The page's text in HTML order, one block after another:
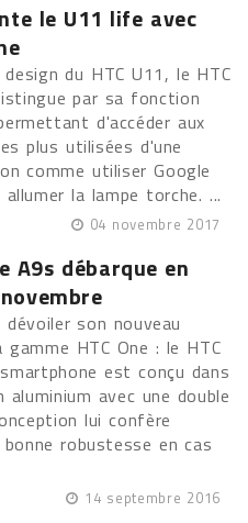
le U11 life avec
du HTC U11, le HTC
par sa fonction
d'accéder aux
plus utilisées d'une
comme utiliser Google
la lampe torche. ...
04 novembre 2017
A9s débarque en
son nouveau
gamme HTC One : le HTC
est conçu dans
aluminium avec une double
lui confère
robustesse en cas
14 septembre 2016